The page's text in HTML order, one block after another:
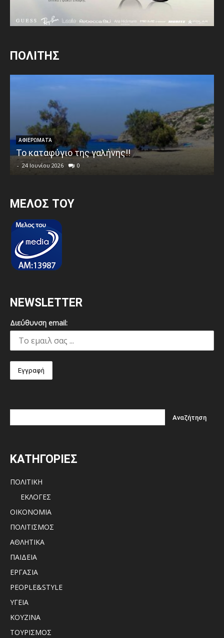
ΠΟΛΙΤΗΣ
ΑΦΙΕΡΩΜΑΤΑ
Το καταφύγιο της γαλήνης!!
- 24 Ιουνίου 2026 0
MEΛΟΣ ΤΟΥ
NEWSLETTER
Διεύθυνση email:
ΚΑΤΗΓΟΡΙΕΣ
ΠΟΛΙΤΙΚΗ
ΕΚΛΟΓΕΣ
ΟΙΚΟΝΟΜΙΑ
ΠΟΛΙΤΙΣΜΟΣ
ΑΘΛΗΤΙΚΑ
ΠΑΙΔΕΙΑ
ΕΡΓΑΣΙΑ
PEOPLE&STYLE
ΥΓΕΙΑ
ΚΟΥΖΙΝΑ
ΤΟΥΡΙΣΜΟΣ